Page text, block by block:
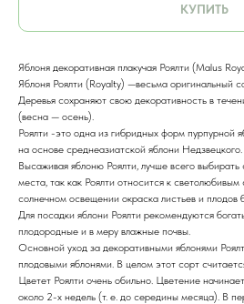
КУПИТЬ
Яблоня декоративная плакучая Роялти (Malus
Яблоня Роялти (Royalty) —весьма оригинальный
Деревья сохраняют свою декоративность в
(весна — осень).
Роялти -это одна из гибридных форм пурпурной
на основе среднеазиатской яблони Недзвецкого.
Высаживая яблоню Роялти, лучше всего
места, так как Роялти относится к
солнечном освещении окраска листьев и плодов
Для посадки яблони Роялти рекомендуются
плодородные и в меру влажные почвы.
Основной уход за декоративными яблонями
плодовыми яблонями. В целом этот сорт
Цветет Роялти очень обильно. Цветение
около 2-х недель (т. е. до середины месяца). В